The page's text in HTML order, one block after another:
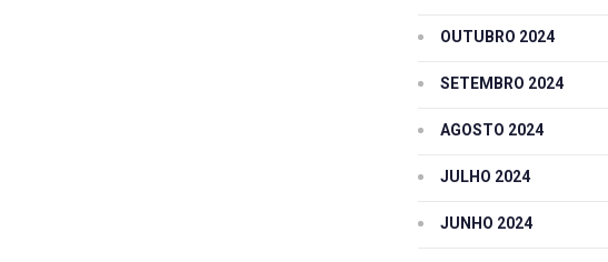
OUTUBRO 2024
SETEMBRO 2024
AGOSTO 2024
JULHO 2024
JUNHO 2024